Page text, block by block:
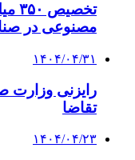
مصنوعی در
۱۴۰۴/۰۴/۳۱
رایزنی وزارت
تقاضا
۱۴۰۴/۰۴/۲۳